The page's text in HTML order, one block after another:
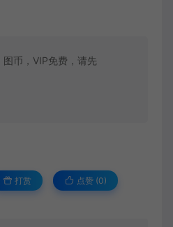
图币，VIP免费，请先
打赏 点赞 (0)